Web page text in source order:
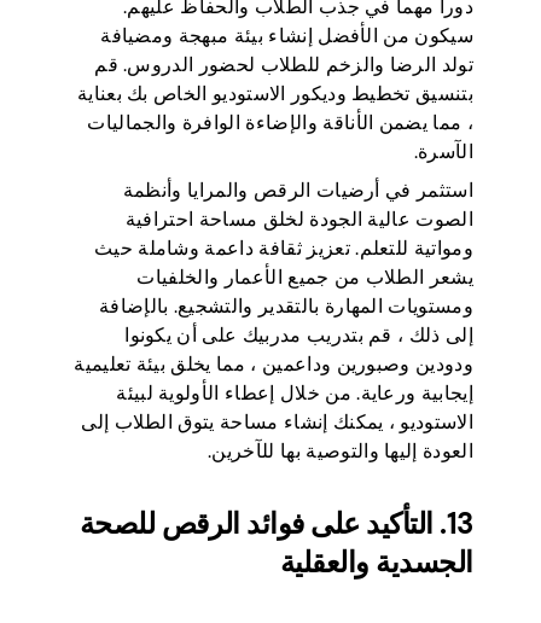
دورا مهما في جذب الطلاب والحفاظ عليهم.
سيكون من الأفضل إنشاء بيئة مبهجة ومضيافة
تولد الرضا والزخم للطلاب لحضور الدروس. قم
بتنسيق تخطيط وديكور الاستوديو الخاص بك بعناية
، مما يضمن الأناقة والإضاءة الوافرة والجماليات
الآسرة.
استثمر في أرضيات الرقص والمرايا وأنظمة
الصوت عالية الجودة لخلق مساحة احترافية
ومواتية للتعلم. تعزيز ثقافة داعمة وشاملة حيث
يشعر الطلاب من جميع الأعمار والخلفيات
ومستويات المهارة بالتقدير والتشجيع. بالإضافة
إلى ذلك ، قم بتدريب مدربيك على أن يكونوا
ودودين وصبورين وداعمين ، مما يخلق بيئة تعليمية
إيجابية ورعاية. من خلال إعطاء الأولوية لبيئة
الاستوديو ، يمكنك إنشاء مساحة يتوق الطلاب إلى
العودة إليها والتوصية بها للآخرين.
13. التأكيد على فوائد الرقص للصحة
الجسدية والعقلية